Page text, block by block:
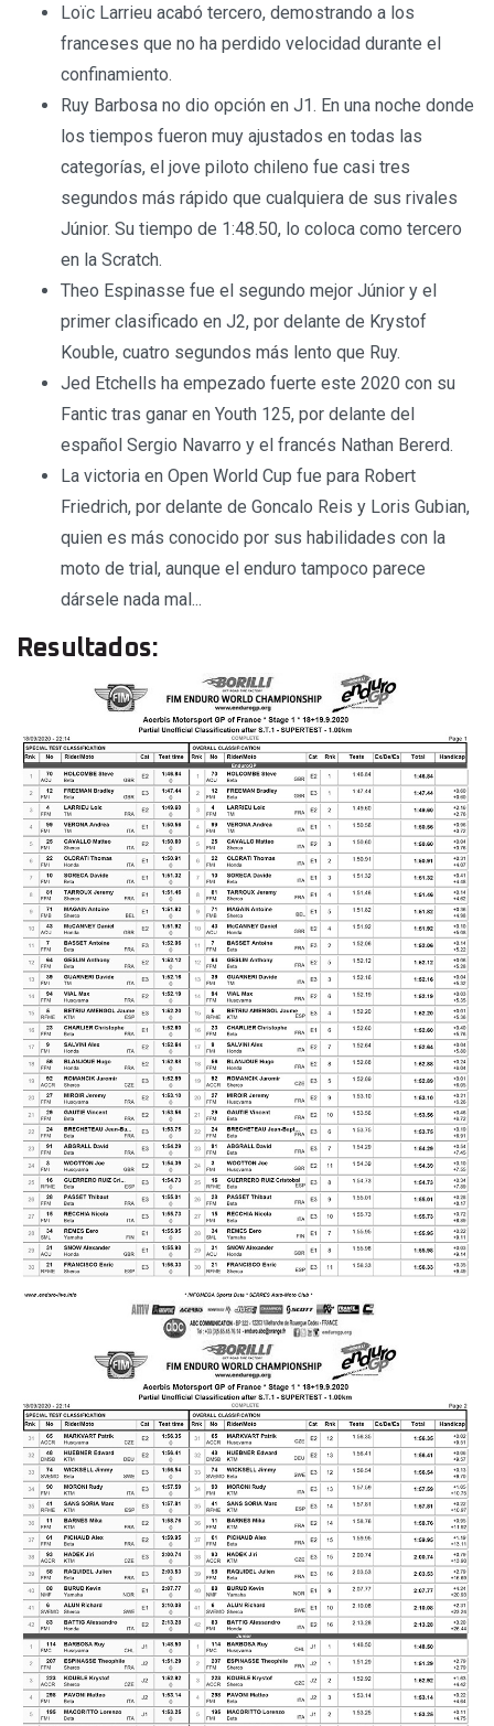
Loïc Larrieu acabó tercero, demostrando a los
franceses que no ha perdido velocidad durante el
confinamiento.
Ruy Barbosa no dio opción en J1. En una noche donde
los tiempos fueron muy ajustados en todas las
categorías, el jove piloto chileno fue casi tres
segundos más rápido que cualquiera de sus rivales
Júnior. Su tiempo de 1:48.50, lo coloca como tercero
en la Scratch.
Theo Espinasse fue el segundo mejor Júnior y el
primer clasificado en J2, por delante de Krystof
Kouble, cuatro segundos más lento que Ruy.
Jed Etchells ha empezado fuerte este 2020 con su
Fantic tras ganar en Youth 125, por delante del
español Sergio Navarro y el francés Nathan Bererd.
La victoria en Open World Cup fue para Robert
Friedrich, por delante de Goncalo Reis y Loris Gubian,
quien es más conocido por sus habilidades con la
moto de trial, aunque el enduro tampoco parece
dársele nada mal...
Resultados: